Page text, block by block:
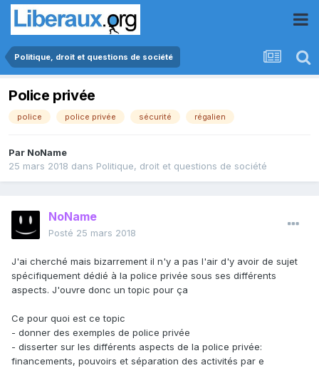
Politique, droit et questions de société
Police privée
police police privée sécurité régalien
Par NoName
25 mars 2018 dans Politique, droit et questions de société
NoName
Posté 25 mars 2018
J'ai cherché mais bizarrement il n'y a pas l'air d'y avoir de sujet
spécifiquement dédié à la police privée sous ses différents
aspects. J'ouvre donc un topic pour ça
Ce pour quoi est ce topic
- donner des exemples de police privée
- disserter sur les différents aspects de la police privée:
financements, pouvoirs et séparation des activités par e